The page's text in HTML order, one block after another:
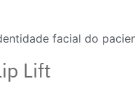
facial do
Lift